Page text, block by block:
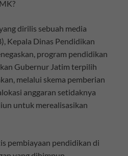
dirilis sebuah media
Kepala Dinas Pendidikan
program pendidikan
Gubernur Jatim terpilih
melalui skema pemberian
anggaran setidaknya
untuk merealisasikan
pembiayaan pendidikan di